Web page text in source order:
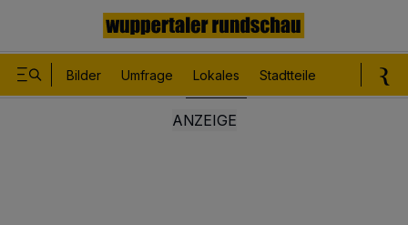
Bilder Umfrage Lokales Stadtteile